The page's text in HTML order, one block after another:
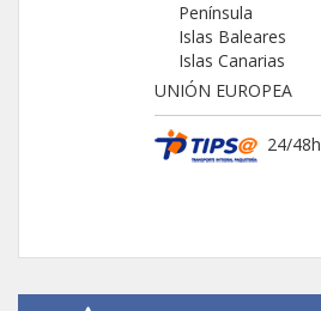
Península
Islas Baleares
Islas Canarias
UNIÓN EUROPEA
24/48h